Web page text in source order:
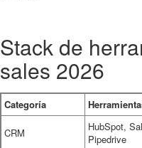
Stack de
sales 2026
Categoría
CRM
HubSpot,
Pipedrive